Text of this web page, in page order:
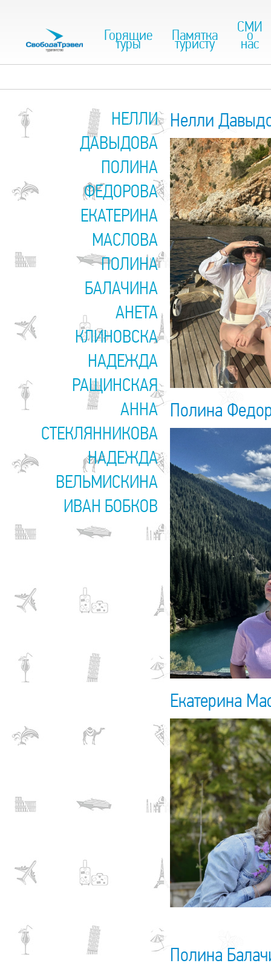
Горящие
туры Памятка
туристу
СМИ
о
нас
НЕЛЛИ
ДАВЫДОВА
ПОЛИНА
ФЕДОРОВА
ЕКАТЕРИНА
МАСЛОВА
ПОЛИНА
БАЛАЧИНА
АНЕТА
КЛИНОВСКА
НАДЕЖДА
РАЩИНСКАЯ
АННА
СТЕКЛЯННИКОВА
НАДЕЖДА
ВЕЛЬМИСКИНА
ИВАН БОБКОВ
Нелли
Полина
Екатерина
Полина